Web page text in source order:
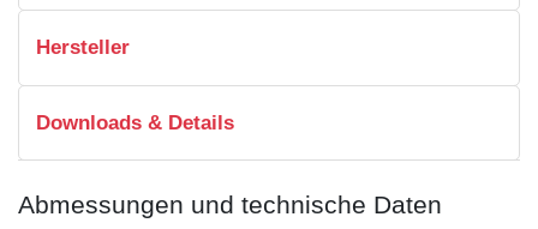
Hersteller
Downloads & Details
Abmessungen und technische Daten